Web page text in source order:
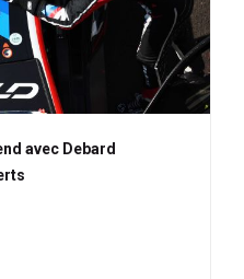
avec Debard